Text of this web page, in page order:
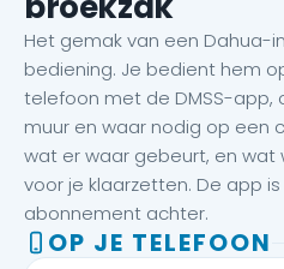
Het gemak van een Dahua-
bediening. Je bedient hem
telefoon met de DMSS-app,
muur en waar nodig op een
wat er waar gebeurt, en wat
voor je klaarzetten. De app
abonnement achter.
OP JE TELEFOON